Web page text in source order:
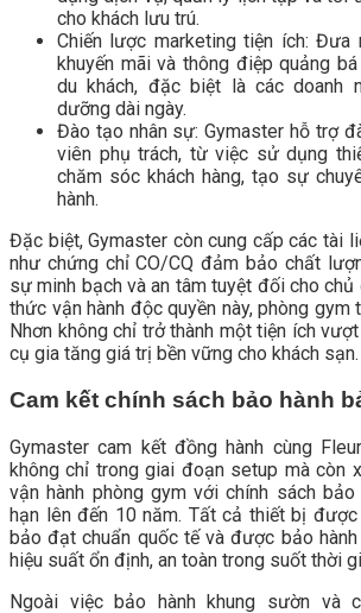
cho khách lưu trú.
Chiến lược marketing tiện ích: Đưa
khuyến mãi và thông điệp quảng
du khách, đặc biệt là các doanh
dưỡng dài ngày.
Đào tạo nhân sự: Gymaster hỗ trợ
viên phụ trách, từ việc sử dụng
chăm sóc khách hàng, tạo sự
hành.
Đặc biệt, Gymaster còn cung cấp các tài
như chứng chỉ CO/CQ đảm bảo chất
sự minh bạch và an tâm tuyệt đối cho
thức vận hành độc quyền này, phòng gym
Nhơn không chỉ trở thành một tiện ích
cụ gia tăng giá trị bền vững cho khách sạn.
Cam kết chính sách bảo hành
Gymaster cam kết đồng hành cùng
không chỉ trong giai đoạn setup mà còn
vận hành phòng gym với chính sách
hạn lên đến 10 năm. Tất cả thiết bị
bảo đạt chuẩn quốc tế và được bảo
hiệu suất ổn định, an toàn trong suốt thời
Ngoài việc bảo hành khung sườn và